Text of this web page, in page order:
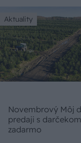
Aktuality
Novembrový Môj dom už v
predaji s darčekom
zadarmo